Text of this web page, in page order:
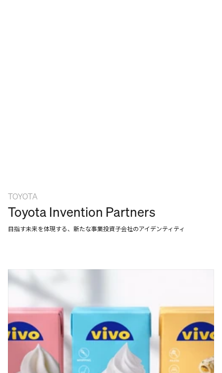
TOYOTA
Toyota Invention Partners
目指す未来を体現する、新たな事業投資子会社のアイデンティティ